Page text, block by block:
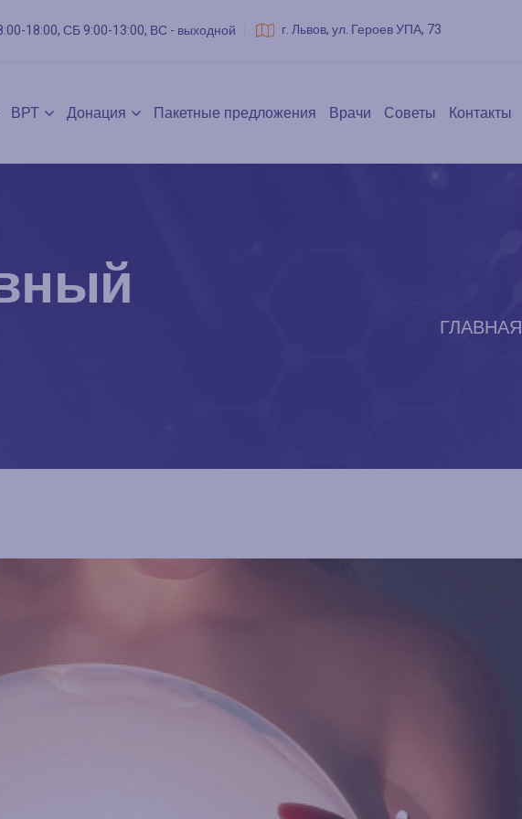
18:00, СБ 9:00-13:00, ВС - выходной г. Львов, ул. Героев УПА, 73
ВРТ Донация Пакетные предложения Врачи Советы Контакты
ГЛАВНАЯ